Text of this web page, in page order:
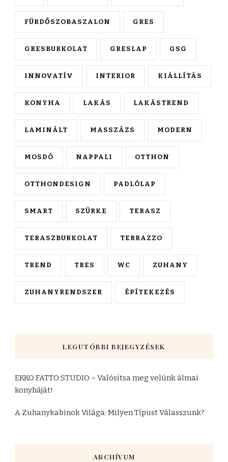
FÜRDŐSZOBASZALON GRES
GRESBURKOLAT GRESLAP GSG
INNOVATÍV INTERIOR KIÁLLÍTÁS
KONYHA LAKÁS LAKÁSTREND
LAMINÁLT MASSZÁZS MODERN
MOSDÓ NAPPALI OTTHON
OTTHONDESIGN PADLÓLAP
SMART SZÜRKE TERASZ
TERASZBURKOLAT TERRAZZO
TREND TRES WC ZUHANY
ZUHANYRENDSZER ÉPÍTEKEZÉS
LEGUTÓBBI BEJEGYZÉSEK
EKKO FATTO STUDIO – Valósítsa meg velünk álmai
konyháját!
A Zuhanykabinok Világa: Milyen Típust Válasszunk?
ARCHÍVUM